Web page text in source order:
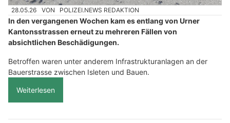
28.05.26 VON POLIZEI.NEWS REDAKTION
In den vergangenen Wochen kam es entlang von Urner
Kantonsstrassen erneut zu mehreren Fällen von
absichtlichen Beschädigungen.
Betroffen waren unter anderem Infrastrukturanlagen an der
Bauerstrasse zwischen Isleten und Bauen.
Weiterlesen